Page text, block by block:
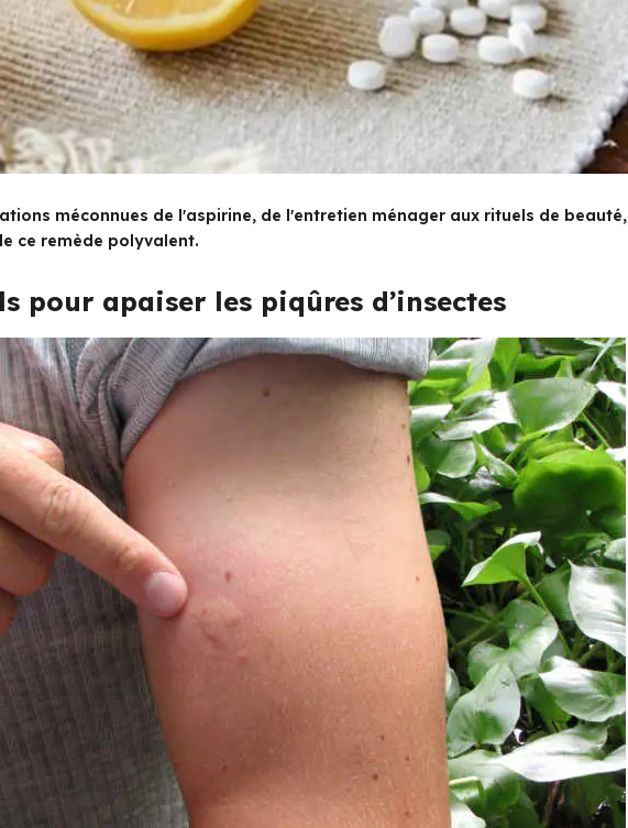
méconnues de l'aspirine, de l'entretien ménager aux rituels de beauté,
ce remède polyvalent.
pour apaiser les piqûres d’insectes